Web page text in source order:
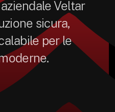
Veltar
sicura,
per le